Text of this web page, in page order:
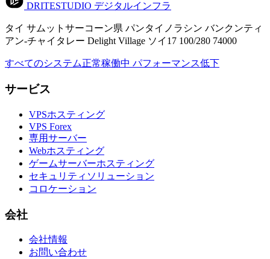
DRITESTUDIO デジタルインフラ
タイ サムットサーコーン県 パンタイノラシン バンクンティ
アン-チャイタレー Delight Village ソイ17 100/280 74000
すべてのシステム正常稼働中 パフォーマンス低下
サービス
VPSホスティング
VPS Forex
専用サーバー
Webホスティング
ゲームサーバーホスティング
セキュリティソリューション
コロケーション
会社
会社情報
お問い合わせ